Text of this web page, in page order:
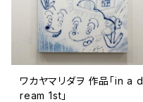
ワカヤマリダヲ 作品「in a d
ream 1st」